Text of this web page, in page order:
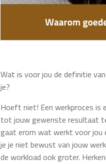
Wat is voor jou de definitie
je?
Hoeft niet! Een werkproces is
tot jouw gewenste resultaat
gaat erom wat werkt voor jou
je je niet bewust van jouw
de workload ook groter.